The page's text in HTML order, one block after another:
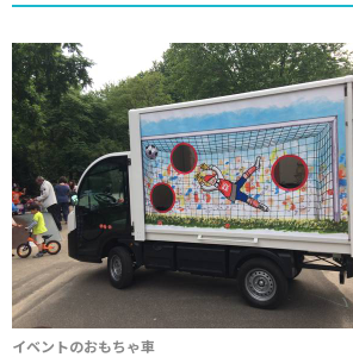
イベントのおもちゃ車